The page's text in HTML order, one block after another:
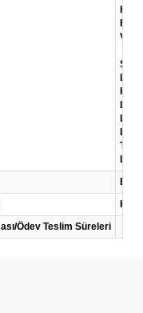
The
Bu
Ödev Teslim Süreleri